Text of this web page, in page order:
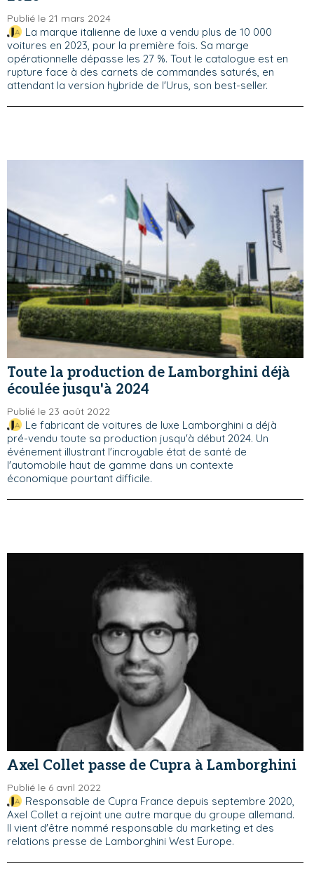
Publié le 21 mars 2024
La marque italienne de luxe a vendu plus de 10 000
voitures en 2023, pour la première fois. Sa marge
opérationnelle dépasse les 27 %. Tout le catalogue est en
rupture face à des carnets de commandes saturés, en
attendant la version hybride de l'Urus, son best-seller.
Toute la production de Lamborghini déjà
écoulée jusqu'à 2024
Publié le 23 août 2022
Le fabricant de voitures de luxe Lamborghini a déjà
pré-vendu toute sa production jusqu'à début 2024. Un
événement illustrant l'incroyable état de santé de
l'automobile haut de gamme dans un contexte
économique pourtant difficile.
Axel Collet passe de Cupra à Lamborghini
Publié le 6 avril 2022
Responsable de Cupra France depuis septembre 2020,
Axel Collet a rejoint une autre marque du groupe allemand.
Il vient d'être nommé responsable du marketing et des
relations presse de Lamborghini West Europe.